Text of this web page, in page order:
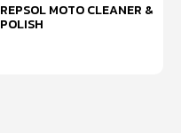
REPSOL MOTO CLEANER &
POLISH